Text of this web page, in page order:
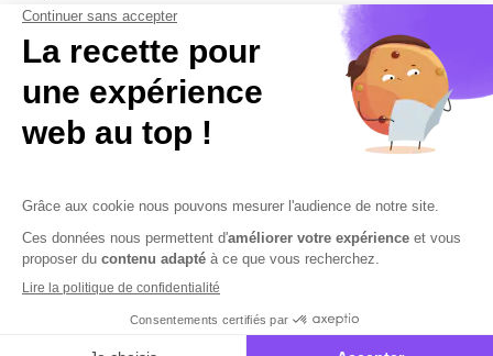
Contactez-nous
Contactez-nous Mentions légales
Plan du site
Sécurisation des données
Conditions Générales de Vente et d’Utilisation
Copyright © 2026 Cobham Solutions | Logiciel de conformité et